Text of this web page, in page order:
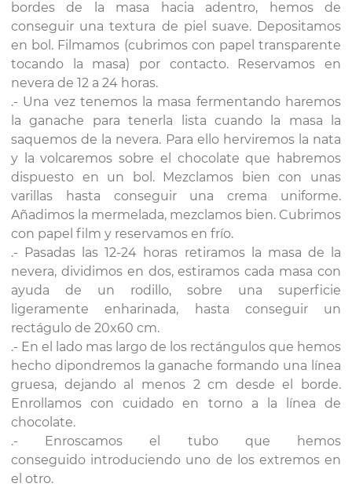
bordes de la masa hacia adentro, hemos de
conseguir una textura de piel suave. Depositamos
en bol. Filmamos (cubrimos con papel transparente
tocando la masa) por contacto. Reservamos en
nevera de 12 a 24 horas.
.- Una vez tenemos la masa fermentando haremos
la ganache para tenerla lista cuando la masa la
saquemos de la nevera. Para ello herviremos la nata
y la volcaremos sobre el chocolate que habremos
dispuesto en un bol. Mezclamos bien con unas
varillas hasta conseguir una crema uniforme.
Añadimos la mermelada, mezclamos bien. Cubrimos
con papel film y reservamos en frío.
.- Pasadas las 12-24 horas retiramos la masa de la
nevera, dividimos en dos, estiramos cada masa con
ayuda de un rodillo, sobre una superficie
ligeramente enharinada, hasta conseguir un
rectágulo de 20x60 cm.
.- En el lado mas largo de los rectángulos que hemos
hecho dipondremos la ganache formando una línea
gruesa, dejando al menos 2 cm desde el borde.
Enrollamos con cuidado en torno a la línea de
chocolate.
.- Enroscamos el tubo que hemos
conseguido introduciendo uno de los extremos en
el otro.